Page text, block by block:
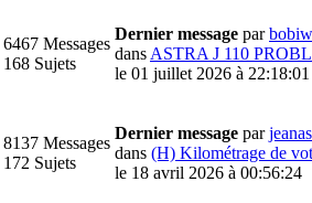
6467 Messages
168 Sujets
Dernier message par
dans ASTRA J 110
le 01 juillet 2026 à 22:18:01
8137 Messages
172 Sujets
Dernier message par
dans (H) Kilométrage de
le 18 avril 2026 à 00:56:24